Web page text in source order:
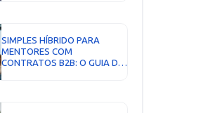
SIMPLES HÍBRIDO PARA
MENTORES COM
CONTRATOS B2B: O GUIA DA
DECISÃO DE SETEMBRO DE